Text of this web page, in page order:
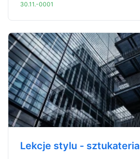
30.11.-0001
Lekcje stylu - sztukateria